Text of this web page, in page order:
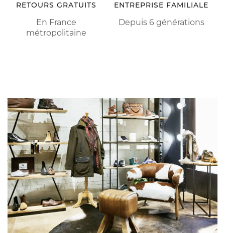
RETOURS GRATUITS
En France
métropolitaine
ENTREPRISE FAMILIALE
Depuis 6 générations